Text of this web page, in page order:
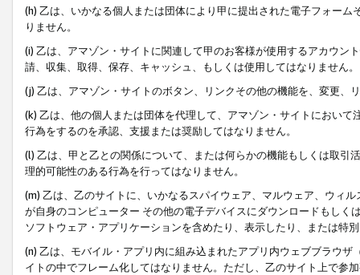
(h) 乙は、いかなる個人または団体により甲に提出された電子フォー
りません。
(i) 乙は、アマゾン・サイトに関連して甲のお客様が使用するアカウン
請、収集、取得、保存、キャッシュ、もしくは使用してはなりません。
(j) 乙は、アマゾン・サイトのボタン、リンクその他の機能を、変更、
(k) 乙は、他の個人または団体を代理して、アマゾン・サイトにおい
行為をするのを承認、支援または奨励してはなりません。
(l) 乙は、甲と乙との関係について、または何らかの機能もしくは取
理的可能性のある行為を行ってはなりません。
(m) 乙は、乙のサイトに、いかなるスパイウェア、マルウェア、ウィ
が自身のコンピューター その他の電子デバイスにダウンロードもし
ソフトウェア・アプリケーションを含めたり、表示したり、または特
(n) 乙は、モバイル・アプリ内に組み込まれたアプリ内ウェブブラウ
イトの中でフレーム化してはなりません。ただし、乙のサイト上で参